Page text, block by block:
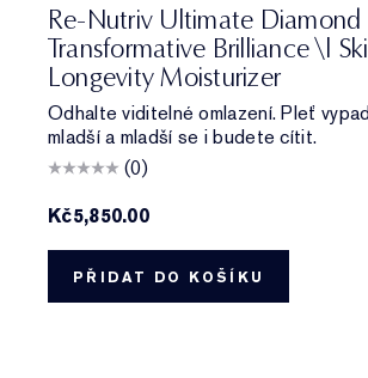
Re-Nutriv Ultimate Diamond
Transformative Brilliance \|
Longevity Moisturizer
Odhalte viditelné omlazení. Pleť
mladší a mladší se i budete cítit.
(0)
Kč5,850.00
PŘIDAT DO KOŠÍKU